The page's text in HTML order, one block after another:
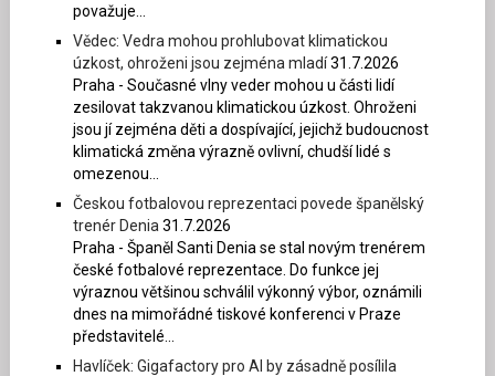
považuje...
Vědec: Vedra mohou prohlubovat klimatickou
úzkost, ohroženi jsou zejména mladí31.7.2026
Praha - Současné vlny veder mohou u části lidí
zesilovat takzvanou klimatickou úzkost. Ohroženi
jsou jí zejména děti a dospívající, jejichž budoucnost
klimatická změna výrazně ovlivní, chudší lidé s
omezenou...
Českou fotbalovou reprezentaci povede španělský
trenér Denia 31.7.2026
Praha - Španěl Santi Denia se stal novým trenérem
české fotbalové reprezentace. Do funkce jej
výraznou většinou schválil výkonný výbor, oznámili
dnes na mimořádné tiskové konferenci v Praze
představitelé...
Havlíček: Gigafactory pro AI by zásadně posílila